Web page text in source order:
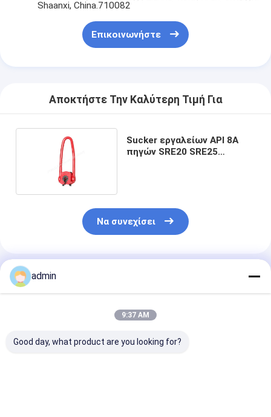
Shaanxi, China.710082
Επικοινωνήστε
Αποκτήστε Την Καλύτερη Τιμή Για
Sucker εργαλείων API 8A
πηγών SRE20 SRE25
Να συνεχίσει
Συνιστώμενα Προϊόντα
admin
9:37 AM
Good day, what product are you looking for?